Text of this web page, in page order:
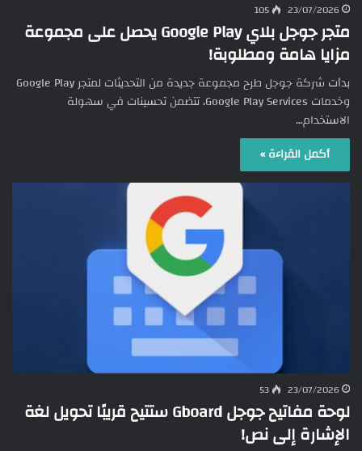
23/07/2026
105
متجر جوجل بلاي Google Play يحصل على مجموعة
مزايا هامة ومطلوبة!
بدأت شركة جوجل طرح مجموعة جديدة من التحديثات لمتجر Google Play
وخدمات Google Play Services، تتضمن تحسينات في سهولة
الاستخدام…
أكمل القراءة »
23/07/2026
53
لوحة مفاتيح جوجل Gboard ستتيح قريبًا تحويل لغة
الإشارة إلى نص!